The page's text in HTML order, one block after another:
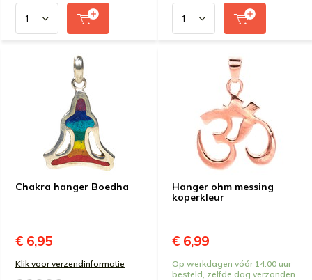
Chakra hanger Boedha
€ 6,95
Klik voor verzendinformatie
Hanger ohm messing
koperkleur
€ 6,99
Op werkdagen vóór 14.00 uur
besteld, zelfde dag verzonden